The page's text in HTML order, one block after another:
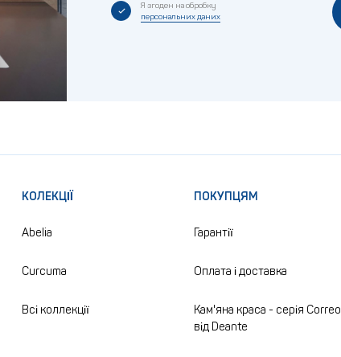
Я згоден на обробку
персональних даних
КОЛЕКЦІЇ
Abelia
Curcuma
Всі коллекції
ПОКУПЦЯМ
Гарантії
Оплата і доставка
Кам'яна краса - серія Correo
від Deante